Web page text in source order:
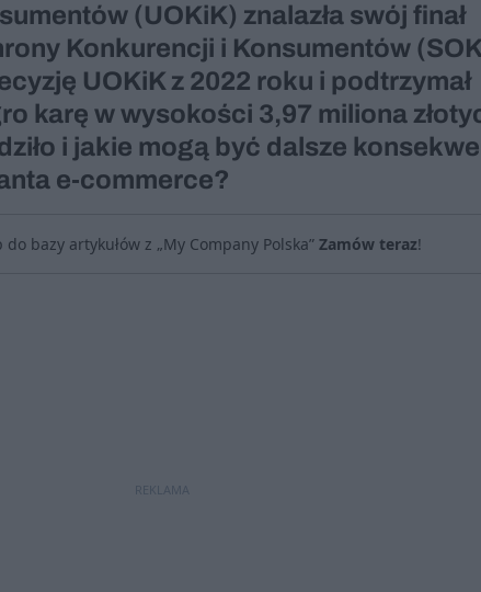
(UOKiK) znalazła swój finał
Konkurencji i Konsumentów
UOKiK z 2022 roku i podtrzymał
karę w wysokości 3,97 miliona
i jakie mogą być dalsze
e-commerce?
do bazy artykułów z „My Company Polska” Zamów teraz!
REKLAMA